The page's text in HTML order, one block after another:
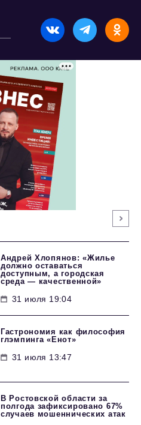
Андрей Хлопянов: «Жилье
должно оставаться
доступным, а городская
среда — качественной»
31 июля 19:04
Гастрономия как философия
глэмпинга «Енот»
31 июля 13:47
В Ростовской области за
полгода зафиксировано 67%
случаев мошеннических атак